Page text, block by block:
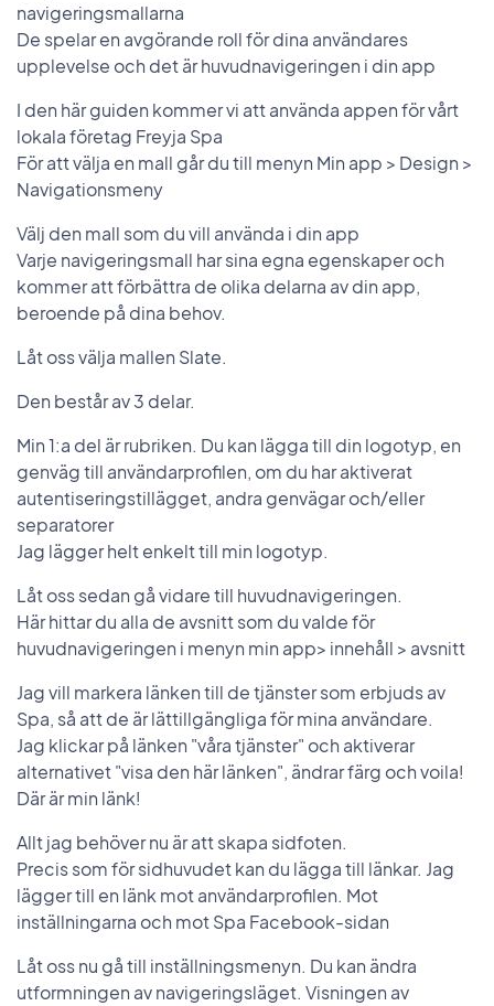
navigeringsmallarna
De spelar en avgörande roll för dina användares
upplevelse och det är huvudnavigeringen i din app
I den här guiden kommer vi att använda appen för vårt
lokala företag Freyja Spa
För att välja en mall går du till menyn Min app > Design >
Navigationsmeny
Välj den mall som du vill använda i din app
Varje navigeringsmall har sina egna egenskaper och
kommer att förbättra de olika delarna av din app,
beroende på dina behov.
Låt oss välja mallen Slate.
Den består av 3 delar.
Min 1:a del är rubriken. Du kan lägga till din logotyp, en
genväg till användarprofilen, om du har aktiverat
autentiseringstillägget, andra genvägar och/eller
separatorer
Jag lägger helt enkelt till min logotyp.
Låt oss sedan gå vidare till huvudnavigeringen.
Här hittar du alla de avsnitt som du valde för
huvudnavigeringen i menyn min app> innehåll > avsnitt
Jag vill markera länken till de tjänster som erbjuds av
Spa, så att de är lättillgängliga för mina användare.
Jag klickar på länken "våra tjänster" och aktiverar
alternativet "visa den här länken", ändrar färg och voila!
Där är min länk!
Allt jag behöver nu är att skapa sidfoten.
Precis som för sidhuvudet kan du lägga till länkar. Jag
lägger till en länk mot användarprofilen. Mot
inställningarna och mot Spa Facebook-sidan
Låt oss nu gå till inställningsmenyn. Du kan ändra
utformningen av navigeringsläget. Visningen av